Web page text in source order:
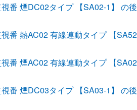
番 煙DC02タイプ 【SA02-1】 の
番 熱AC02 有線連動タイプ 【
番 煙AC02 有線連動タイプ 【
番 煙DC03タイプ 【SA03-1】 の